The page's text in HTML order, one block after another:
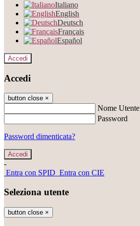
Italiano
English
Deutsch
Français
Español
Accedi
Accedi
button close ×
Nome Utente
Password
Password dimenticata?
-
Entra con SPID Entra con CIE
Seleziona utente
button close ×